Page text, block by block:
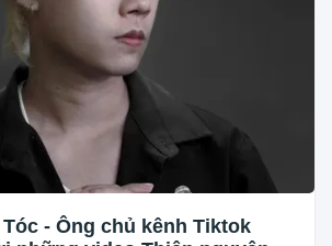
- Ông chủ kênh Tiktok